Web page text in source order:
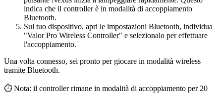
indica che il controller è in modalità di accoppiamento
Bluetooth.
Sul tuo dispositivo, apri le impostazioni Bluetooth, individua
"Valor Pro Wireless Controller" e selezionalo per effettuare
l'accoppiamento.
Una volta connesso, sei pronto per giocare in modalità wireless
tramite Bluetooth.
⏱️ Nota: il controller rimane in modalità di accoppiamento per 20